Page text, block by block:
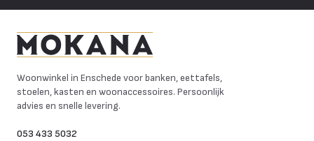
Woonwinkel in Enschede voor banken, eettafels,
stoelen, kasten en woonaccessoires. Persoonlijk
advies en snelle levering.
053 433 5032